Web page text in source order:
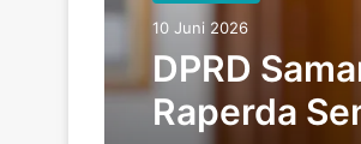
10 Juni 2026
DPRD
Raperda